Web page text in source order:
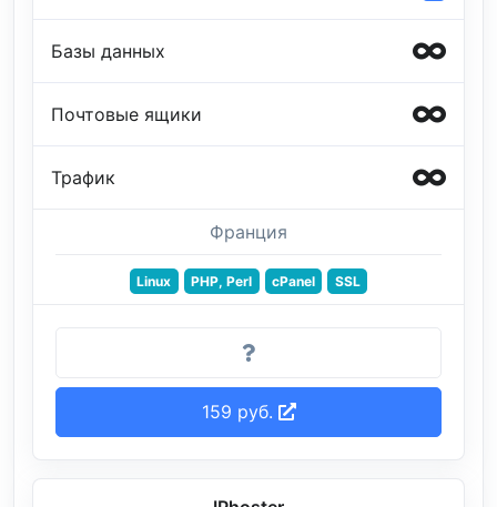
Базы данных
Почтовые ящики
Трафик
Франция
Linux PHP, Perl cPanel SSL
159 руб.